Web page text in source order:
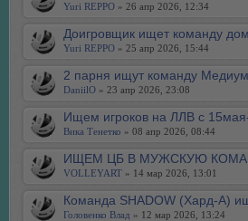
Yuri REPPO » 26 апр 2026, 12:34
Доигровщик ищет команду
Yuri REPPO » 25 апр 2026, 15:44
2 парня ищут команду Медиум
DaniilO » 23 апр 2026, 23:08
Ищем игроков на ЛЛВ с
Вика Тенетко » 08 апр 2026, 08:44
ИЩЕМ ЦБ В МУЖСКУЮ
VOLLEYART » 14 мар 2026, 13:01
Команда SHADOW (Хард-А)
Головенко Влад » 12 мар 2026, 13:24